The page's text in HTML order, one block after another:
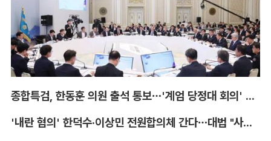
종합특검, 한동훈 의원 출석 통보…'계엄 당정대 회의' 참고인
'내란 혐의' 한덕수·이상민 전원합의체 간다…대법 "사법적 평가 필요"